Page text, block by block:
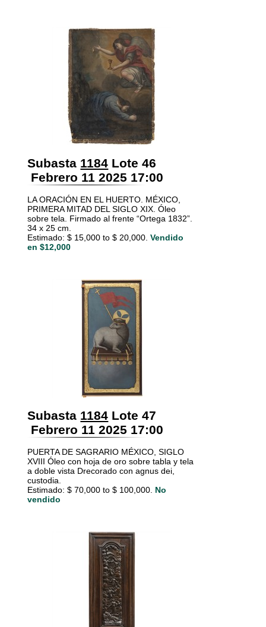
Subasta 1184 Lote 46
Febrero 11 2025 17:00
LA ORACIÓN EN EL HUERTO. MÉXICO,
PRIMERA MITAD DEL SIGLO XIX. Óleo
sobre tela. Firmado al frente “Ortega 1832”.
34 x 25 cm.
Estimado: $ 15,000 to $ 20,000. Vendido
en $12,000
Subasta 1184 Lote 47
Febrero 11 2025 17:00
PUERTA DE SAGRARIO MÉXICO, SIGLO
XVIII Óleo con hoja de oro sobre tabla y tela
a doble vista Drecorado con agnus dei,
custodia.
Estimado: $ 70,000 to $ 100,000. No
vendido